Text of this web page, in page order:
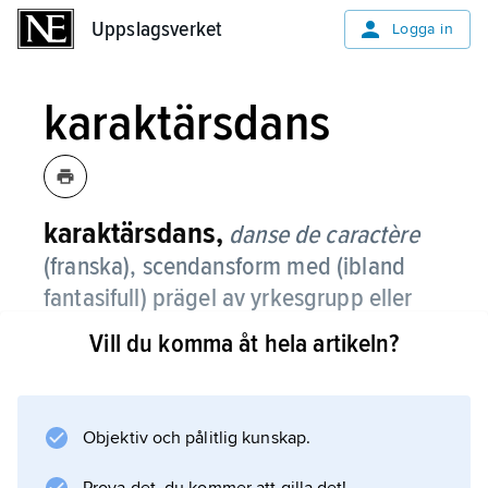
Uppslagsverket Logga in
karaktärsdans
karaktärsdans, danse de caractère
(franska), scendansform med (ibland
fantasifull) prägel av yrkesgrupp eller
nationalitet, framförd i vederbörlig
kostym och, oftast, i skor med klack
I början av 1800-talet använde Carlo Blasis
Vill du komma åt hela artikeln?
Objektiv och pålitlig kunskap.